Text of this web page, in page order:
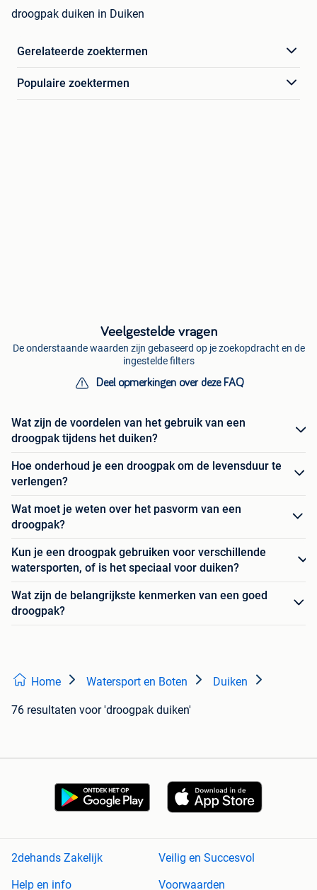
droogpak duiken in Duiken
Gerelateerde zoektermen
Populaire zoektermen
Veelgestelde vragen
De onderstaande waarden zijn gebaseerd op je zoekopdracht en de
ingestelde filters
Deel opmerkingen over deze FAQ
Wat zijn de voordelen van het gebruik van een
droogpak tijdens het duiken?
Hoe onderhoud je een droogpak om de levensduur te
verlengen?
Wat moet je weten over het pasvorm van een
droogpak?
Kun je een droogpak gebruiken voor verschillende
watersporten, of is het speciaal voor duiken?
Wat zijn de belangrijkste kenmerken van een goed
droogpak?
Home Watersport en Boten Duiken
76 resultaten voor 'droogpak duiken'
2dehands Zakelijk
Veilig en Succesvol
Help en info
Voorwaarden